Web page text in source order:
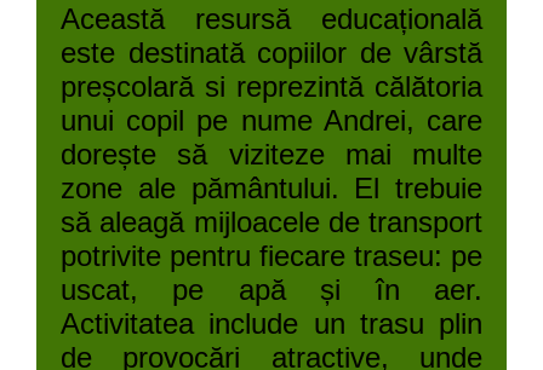
Această resursă educațională
este destinată copiilor de vârstă
preșcolară si reprezintă călătoria
unui copil pe nume Andrei, care
dorește să viziteze mai multe
zone ale pământului. El trebuie
să aleagă mijloacele de transport
potrivite pentru fiecare traseu: pe
uscat, pe apă și în aer.
Activitatea include un trasu plin
de provocări atractive, unde